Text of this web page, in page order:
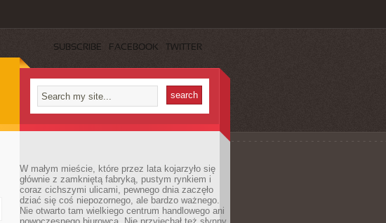
SUBSCRIBE FACEBOOK TWITTER
W małym mieście, które przez lata kojarzyło się
głównie z zamkniętą fabryką, pustym rynkiem i
coraz cichszymi ulicami, pewnego dnia zaczęło
dziać się coś niepozornego, ale bardzo ważnego.
Nie otwarto tam wielkiego centrum handlowego ani